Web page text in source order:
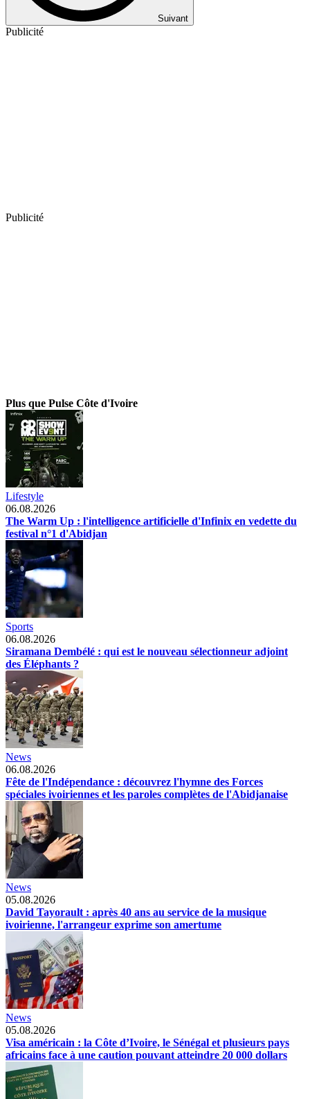
Suivant
Publicité
Publicité
Plus que Pulse Côte d'Ivoire
Lifestyle
06.08.2026
The Warm Up : l'intelligence artificielle d'Infinix en vedette du
festival n°1 d'Abidjan
Sports
06.08.2026
Siramana Dembélé : qui est le nouveau sélectionneur adjoint
des Éléphants ?
News
06.08.2026
Fête de l'Indépendance : découvrez l'hymne des Forces
spéciales ivoiriennes et les paroles complètes de l'Abidjanaise
News
05.08.2026
David Tayorault : après 40 ans au service de la musique
ivoirienne, l'arrangeur exprime son amertume
News
05.08.2026
Visa américain : la Côte d’Ivoire, le Sénégal et plusieurs pays
africains face à une caution pouvant atteindre 20 000 dollars